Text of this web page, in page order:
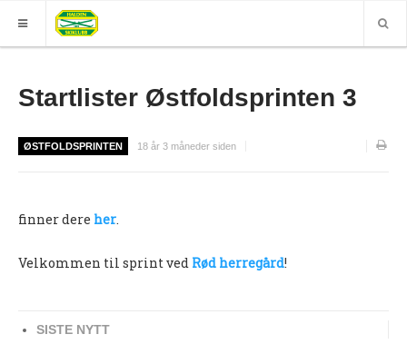
ELITE
Nyheter
Sesongplan
Startlister Østfoldsprinten 3
ØSTFOLDSPRINTEN 18 år 3 måneder siden
finner dere her.
Velkommen til sprint ved Rød herregård!
SISTE NYTT